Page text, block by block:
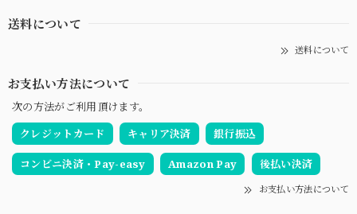
送料について
送料について
お支払い方法について
次の方法がご利用頂けます。
クレジットカード
キャリア決済 銀行振込
コンビニ決済・Pay-easy Amazon Pay 後払い決済
お支払い方法について